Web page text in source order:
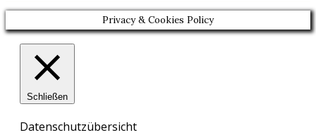
Privacy & Cookies Policy
Schließen
Datenschutzübersicht